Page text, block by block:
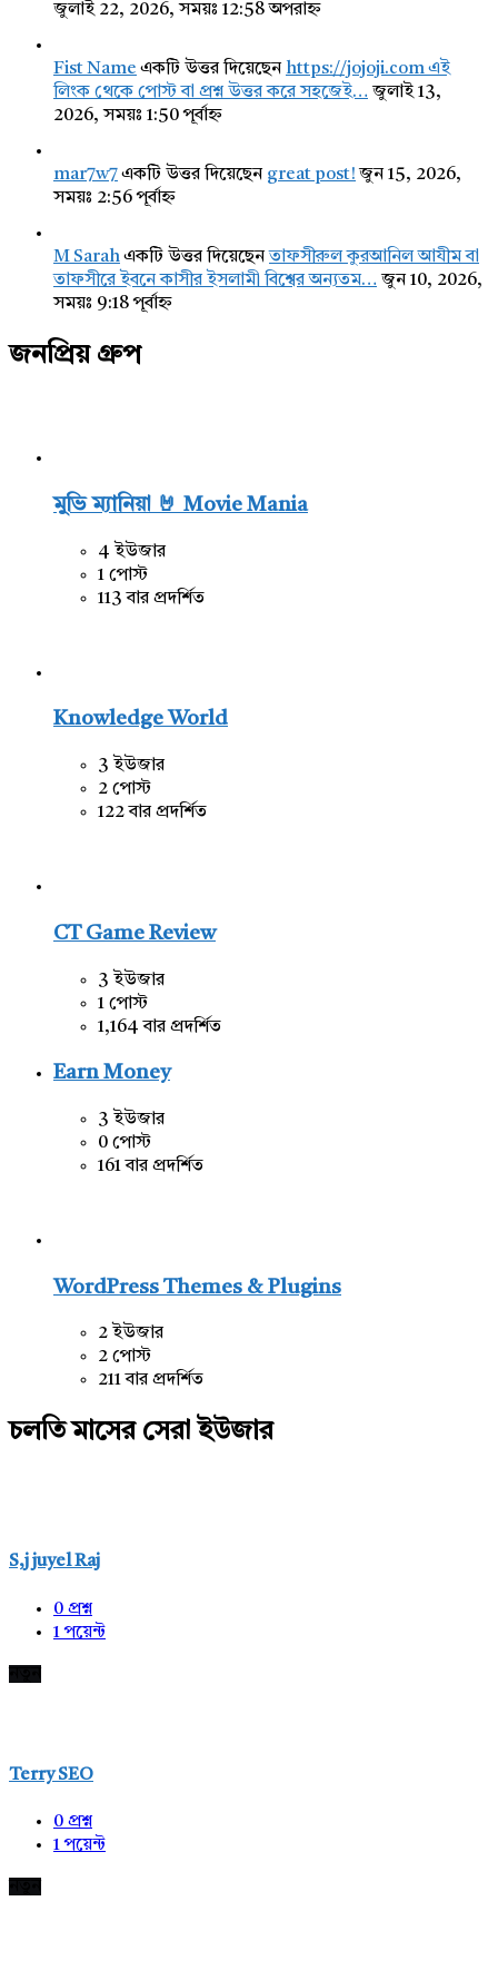
জুলাই 22, 2026, সময়ঃ 12:58 অপরাহ্ন
Fist Name একটি উত্তর দিয়েছেন https://jojoji.com এই
লিংক থেকে পোস্ট বা প্রশ্ন উত্তর করে সহজেই… জুলাই 13,
2026, সময়ঃ 1:50 পূর্বাহ্ন
mar7w7একটি উত্তর দিয়েছেন great post! জুন 15, 2026,
সময়ঃ 2:56 পূর্বাহ্ন
M Sarahএকটি উত্তর দিয়েছেনতাফসীরুল কুরআনিল আযীম বা
তাফসীরে ইবনে কাসীর ইসলামী বিশ্বের অন্যতম… জুন 10, 2026,
সময়ঃ 9:18 পূর্বাহ্ন
জনপ্রিয় গ্রুপ
মুভি ম্যানিয়া 🤘 Movie Mania
4 ইউজার
1 পোস্ট
113 বার প্রদর্শিত
Knowledge World
3 ইউজার
2 পোস্ট
122 বার প্রদর্শিত
CT Game Review
3 ইউজার
1 পোস্ট
1,164 বার প্রদর্শিত
Earn Money
3 ইউজার
0 পোস্ট
161 বার প্রদর্শিত
WordPress Themes & Plugins
2 ইউজার
2 পোস্ট
211 বার প্রদর্শিত
চলতি মাসের সেরা ইউজার
S,j juyel Raj
0 প্রশ্ন
1পয়েন্ট
Terry SEO
0 প্রশ্ন
1পয়েন্ট